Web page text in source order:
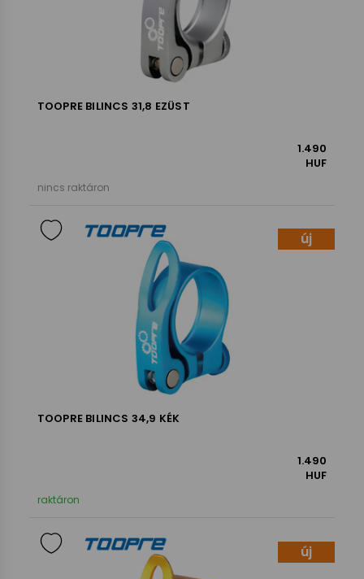
TOOPRE BILINCS 31,8 EZÜST
1.490
HUF
nincs raktáron
új
TOOPRE BILINCS 34,9 KÉK
1.490
HUF
raktáron
új